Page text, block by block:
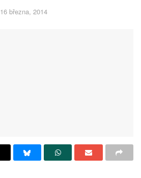
16 března, 2014